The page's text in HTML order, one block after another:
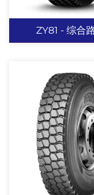
查看更多
ZY81 - 综合
ZY81 - 综合
VAI磨耗指示系统
司机评估轮胎磨耗
别早期异磨问题。
用弹簧套设计，轮
更加美观。 花纹沟